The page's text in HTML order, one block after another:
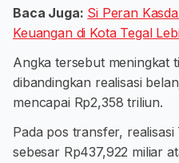
Baca Juga: Si Peran
Keuangan di Kota Tegal
Angka tersebut meningkat
dibandingkan realisasi
mencapai Rp2,358 triliun.
Pada pos transfer,
sebesar Rp437,922 miliar